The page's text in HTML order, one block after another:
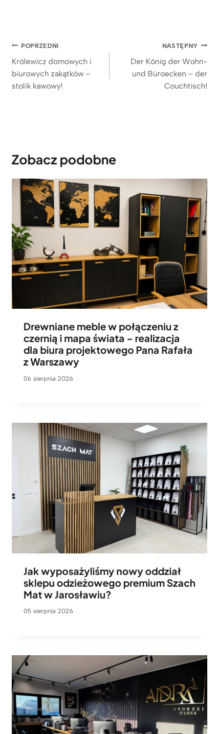
Nawigacja
wpisu
POPRZEDNI
Królewicz domowych i
biurowych zakątków –
stolik kawowy!
NASTĘPNY
Der König der Wohn-
und Büroecken – der
Couchtisch!
Zobacz podobne
Drewniane meble w połączeniu z
czernią i mapa świata – realizacja
dla biura projektowego Pana Rafała
z Warszawy
06 sierpnia 2026
Jak wyposażyliśmy nowy oddział
sklepu odzieżowego premium Szach
Mat w Jarosławiu?
05 sierpnia 2026